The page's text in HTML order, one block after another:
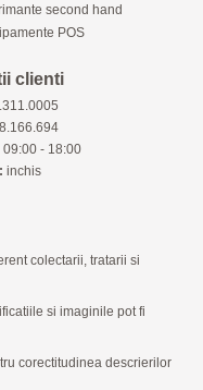
second hand
POS
clienti
09:00 - 18:00
inchis
colectarii, tratarii si
si imaginile pot fi
corectitudinea descrierilor